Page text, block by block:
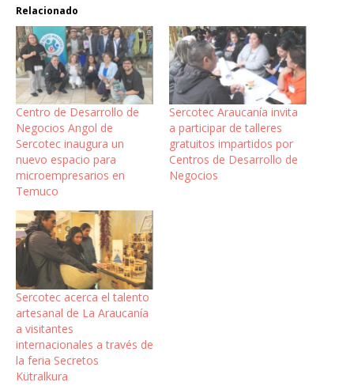
Relacionado
Centro de Desarrollo de
Negocios Angol de
Sercotec inaugura un
nuevo espacio para
microempresarios en
Temuco
Sercotec Araucanía invita
a participar de talleres
gratuitos impartidos por
Centros de Desarrollo de
Negocios
Sercotec acerca el talento
artesanal de La Araucanía
a visitantes
internacionales a través de
la feria Secretos
Kütralkura